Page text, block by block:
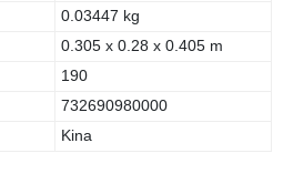
0.03447 kg
0.305 x 0.28 x 0.405 m
190
732690980000
Kina